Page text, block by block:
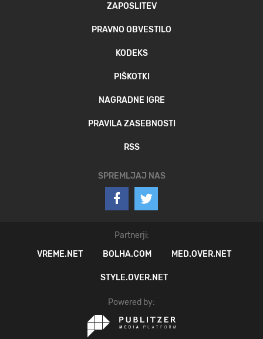
ZAPOSLITEV
PRAVNO OBVESTILO
KODEKS
PIŠKOTKI
NAGRADNE IGRE
PRAVILA ZASEBNOSTI
RSS
SPREMLJAJ NAS
Partnerji:
VREME.NET
BOLHA.COM MED.OVER.NET
STYLE.OVER.NET
Powered by: